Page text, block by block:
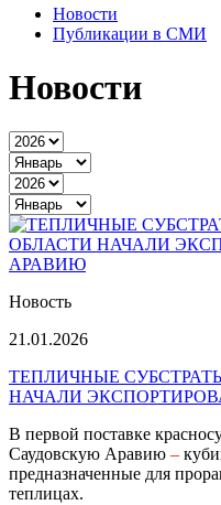
Новости
Публикации в СМИ
Новости
Новость
21.01.2026
ТЕПЛИЧНЫЕ
НАЧАЛИ
В первой поставке
Саудовскую Аравию –
предназначенные для
теплицах.